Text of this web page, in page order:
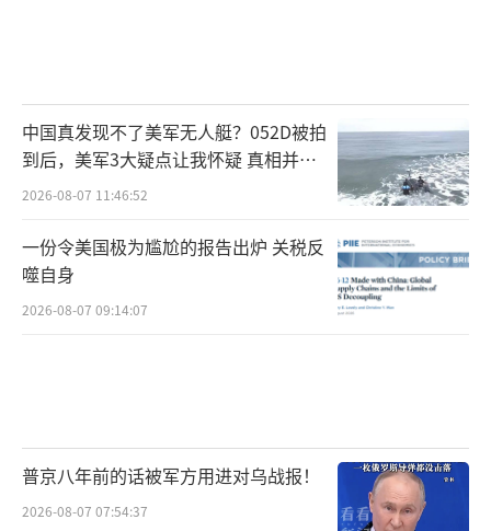
中国真发现不了美军无人艇？052D被拍
到后，美军3大疑点让我怀疑 真相并非
如此
2026-08-07 11:46:52
一份令美国极为尴尬的报告出炉 关税反
噬自身
2026-08-07 09:14:07
普京八年前的话被军方用进对乌战报！
2026-08-07 07:54:37